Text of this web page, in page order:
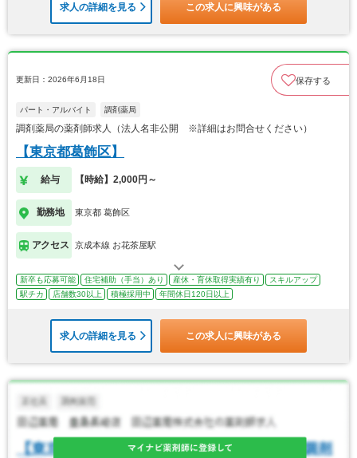
求人の詳細を見る この求人に興味がある
更新日：2026年6月18日 保存する
パート・アルバイト 調剤薬局
調剤薬局の薬剤師求人（法人名非公開 ※詳細はお問合せください）
【東京都葛飾区】
給与 【時給】2,000円～
勤務地 東京都 葛飾区
アクセス 京成本線 お花茶屋駅
新卒も応募可能 住宅補助（手当）あり 産休・育休取得実績有り
スキルアップ
駅チカ
店舗数30以上 積極採用中 年間休日120日以上
求人の詳細を見る この求人に興味がある